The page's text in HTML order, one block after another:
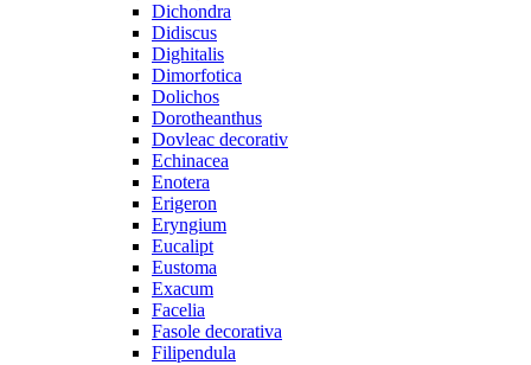
Dichondra
Didiscus
Dighitalis
Dimorfotica
Dolichos
Dorotheanthus
Dovleac decorativ
Echinacea
Enotera
Erigeron
Eryngium
Eucalipt
Eustoma
Exacum
Facelia
Fasole decorativa
Filipendula